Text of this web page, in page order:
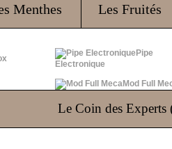
Menthes Les Fruités
Pipe
Electronique
Mod Full
Le Coin des Experts